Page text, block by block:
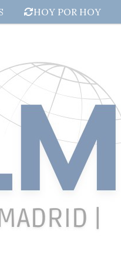
HOY POR HOY